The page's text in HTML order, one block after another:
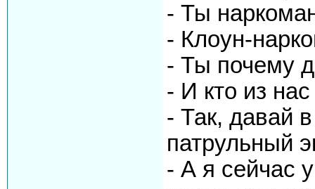
- Ты
- Клоун-
- Ты почему
- И кто из
- Так, давай
патрульный
- А я сейчас